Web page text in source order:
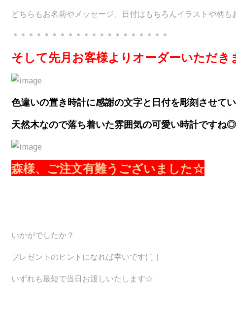
どちらもお名前やメッセージ、日付はもちろんイラストや柄も
＊＊＊＊＊＊＊＊＊＊＊＊＊＊＊＊＊＊＊＊
そして先月お客様よりオーダーいただき
色違いの置き時計に感謝の文字と日付を彫刻させて
天然木なので落ち着いた雰囲気の可愛い時計ですね◎
森様、ご注文有難うございました☆
いかがでしたか？
プレゼントのヒントになれば幸いです( ¨̮ )
いずれも最短で当日お渡しいたします☆